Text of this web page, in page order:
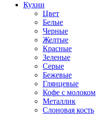
Кухни
Цвет
Белые
Черные
Желтые
Красные
Зеленые
Серые
Бежевые
Глянцевые
Кофе с молоком
Металлик
Слоновая кость